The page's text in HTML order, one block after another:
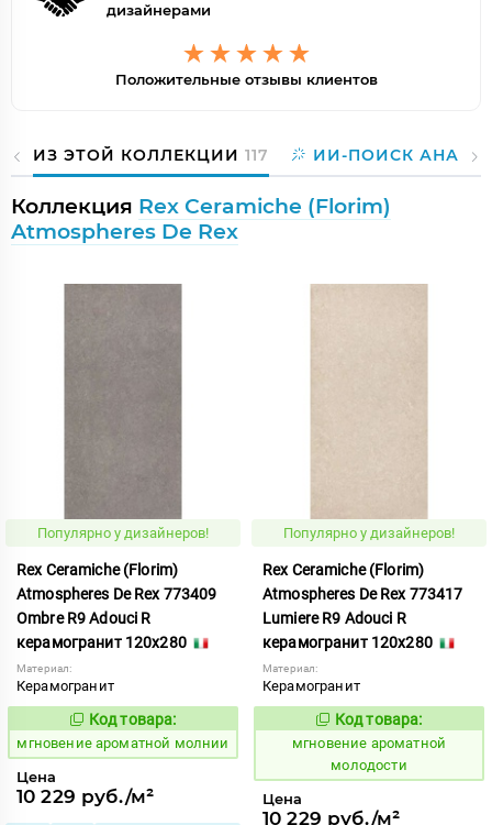
дизайнерами
Положительные отзывы клиентов
ИЗ ЭТОЙ КОЛЛЕКЦИИ 117 ИИ-ПОИСК
Коллекция Rex Ceramiche (Florim)
Atmospheres De Rex
Популярно у дизайнеров!
Rex Ceramiche (Florim)
Atmospheres De Rex 773409
Ombre R9 Adouci R
керамогранит 120x280
Материал:
Керамогранит
937803
Код товара:
мгновение ароматной молнии
Цена
10 229 руб./м²
Популярно у дизайнеров!
Rex Ceramiche (Florim)
Atmospheres De Rex 773417
Lumiere R9 Adouci R
керамогранит 120x280
Материал:
Керамогранит
937804
Код товара:
мгновение ароматной
молодости
Цена
10 229 руб./м²